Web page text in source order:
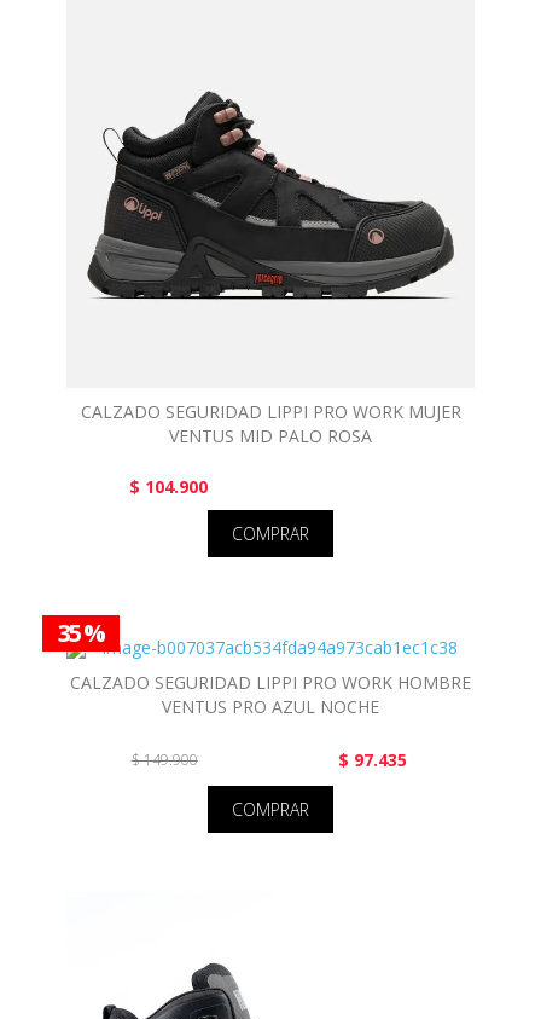
CALZADO SEGURIDAD LIPPI PRO WORK MUJER
VENTUS MID PALO ROSA
$ 104.900
COMPRAR
35 %
CALZADO SEGURIDAD LIPPI PRO WORK HOMBRE
VENTUS PRO AZUL NOCHE
$ 149.900 $ 97.435
COMPRAR